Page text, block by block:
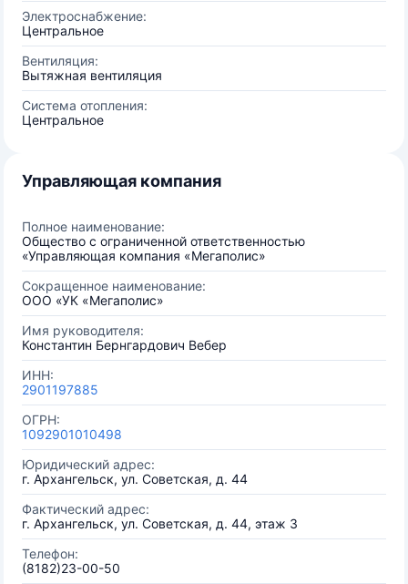
Электроснабжение:
Центральное
Вентиляция:
Вытяжная вентиляция
Система отопления:
Центральное
Управляющая компания
Полное наименование:
Общество с ограниченной ответственностью
«Управляющая компания «Мегаполис»
Сокращенное наименование:
ООО «УК «Мегаполис»
Имя руководителя:
Константин Бернгардович Вебер
ИНН:
2901197885
ОГРН:
1092901010498
Юридический адрес:
г. Архангельск, ул. Советская, д. 44
Фактический адрес:
г. Архангельск, ул. Советская, д. 44, этаж 3
Телефон:
(8182)23-00-50